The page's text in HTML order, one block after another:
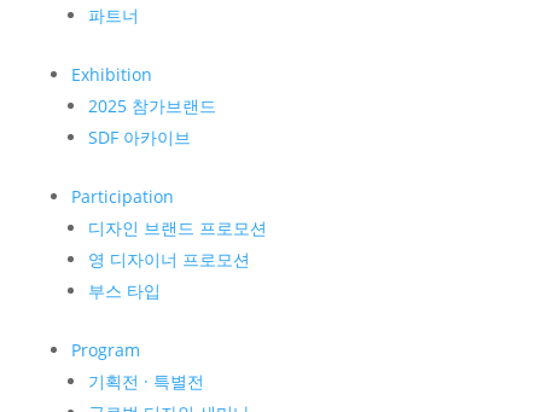
파트너
Exhibition
2025 참가브랜드
SDF 아카이브
Participation
디자인 브랜드 프로모션
영 디자이너 프로모션
부스 타입
Program
기획전 · 특별전